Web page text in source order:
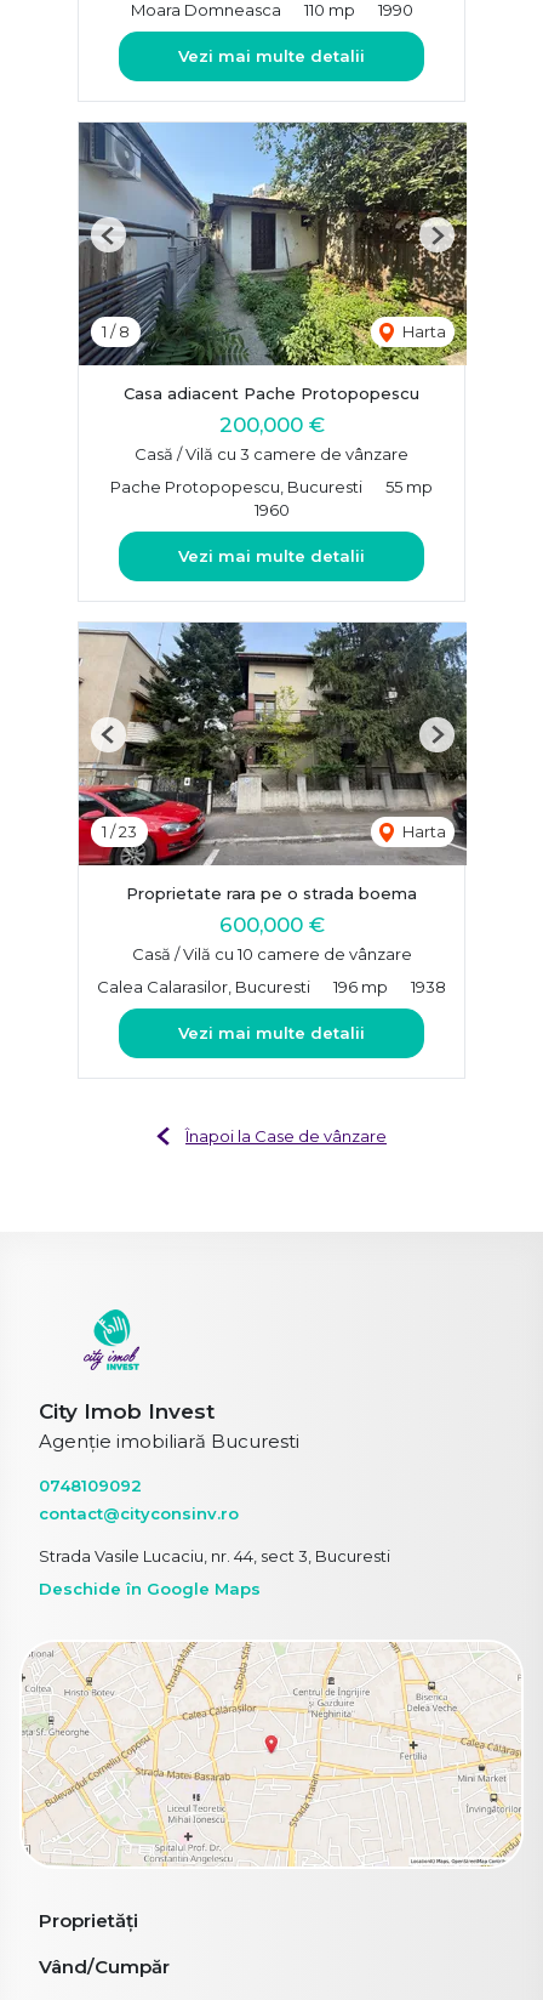
Moara Domneasca 110 mp 1990
Vezi mai multe detalii
1 /8 Harta
Previous Next
Casa adiacent Pache Protopopescu
200,000 €
Casă / Vilă cu 3 camere de vânzare
Pache Protopopescu, Bucuresti
55 mp
1960
Vezi mai multe detalii
1 /23 Harta
Previous Next
Proprietate rara pe o strada boema
600,000 €
Casă / Vilă cu 10 camere de vânzare
Calea Calarasilor, Bucuresti
196 mp 1938
Vezi mai multe detalii
Înapoi la Case de vânzare
City Imob Invest
Agenție imobiliară Bucuresti
0748109092
contact@cityconsinv.ro
Strada Vasile Lucaciu, nr. 44, sect 3, Bucuresti
Deschide în Google Maps
Proprietăți
Vând/Cumpăr